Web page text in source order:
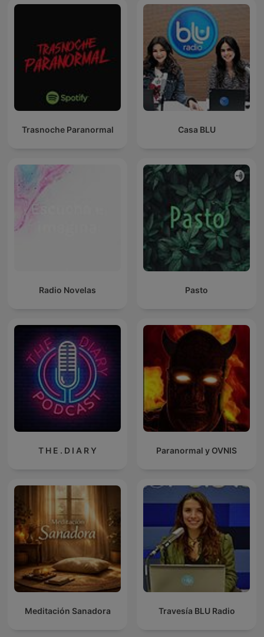
Trasnoche Paranormal Casa BLU
Radio Novelas Pasto
T H E . D I A R Y Paranormal y OVNIS
Meditación Sanadora Travesía BLU Radio